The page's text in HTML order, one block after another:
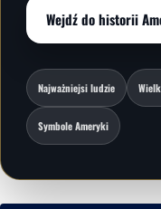
Wejdź do historii
Najważniejsi ludzie
Symbole Ameryki